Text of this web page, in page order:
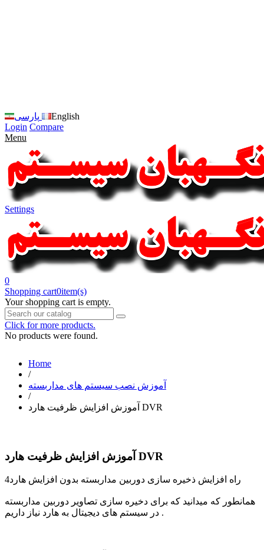
پارسی
English
Login Compare
Menu
Settings
0
Shopping cart0item(s)
Your shopping cart is empty.
Click for more products.
No products were found.
Home
/
آموزش نصب سیستم های مداربسته
/
آموزش افزایش ظرفیت هارد DVR
آموزش افزایش ظرفیت هارد DVR
4راه افزایش ذخیره سازی دوربین مداربسته بدون افزایش هارد
همانطور که میدانید که برای دخیره سازی تصاویر دوربین مداربسته
در سیستم های دیجیتال به هارد نیاز داریم .